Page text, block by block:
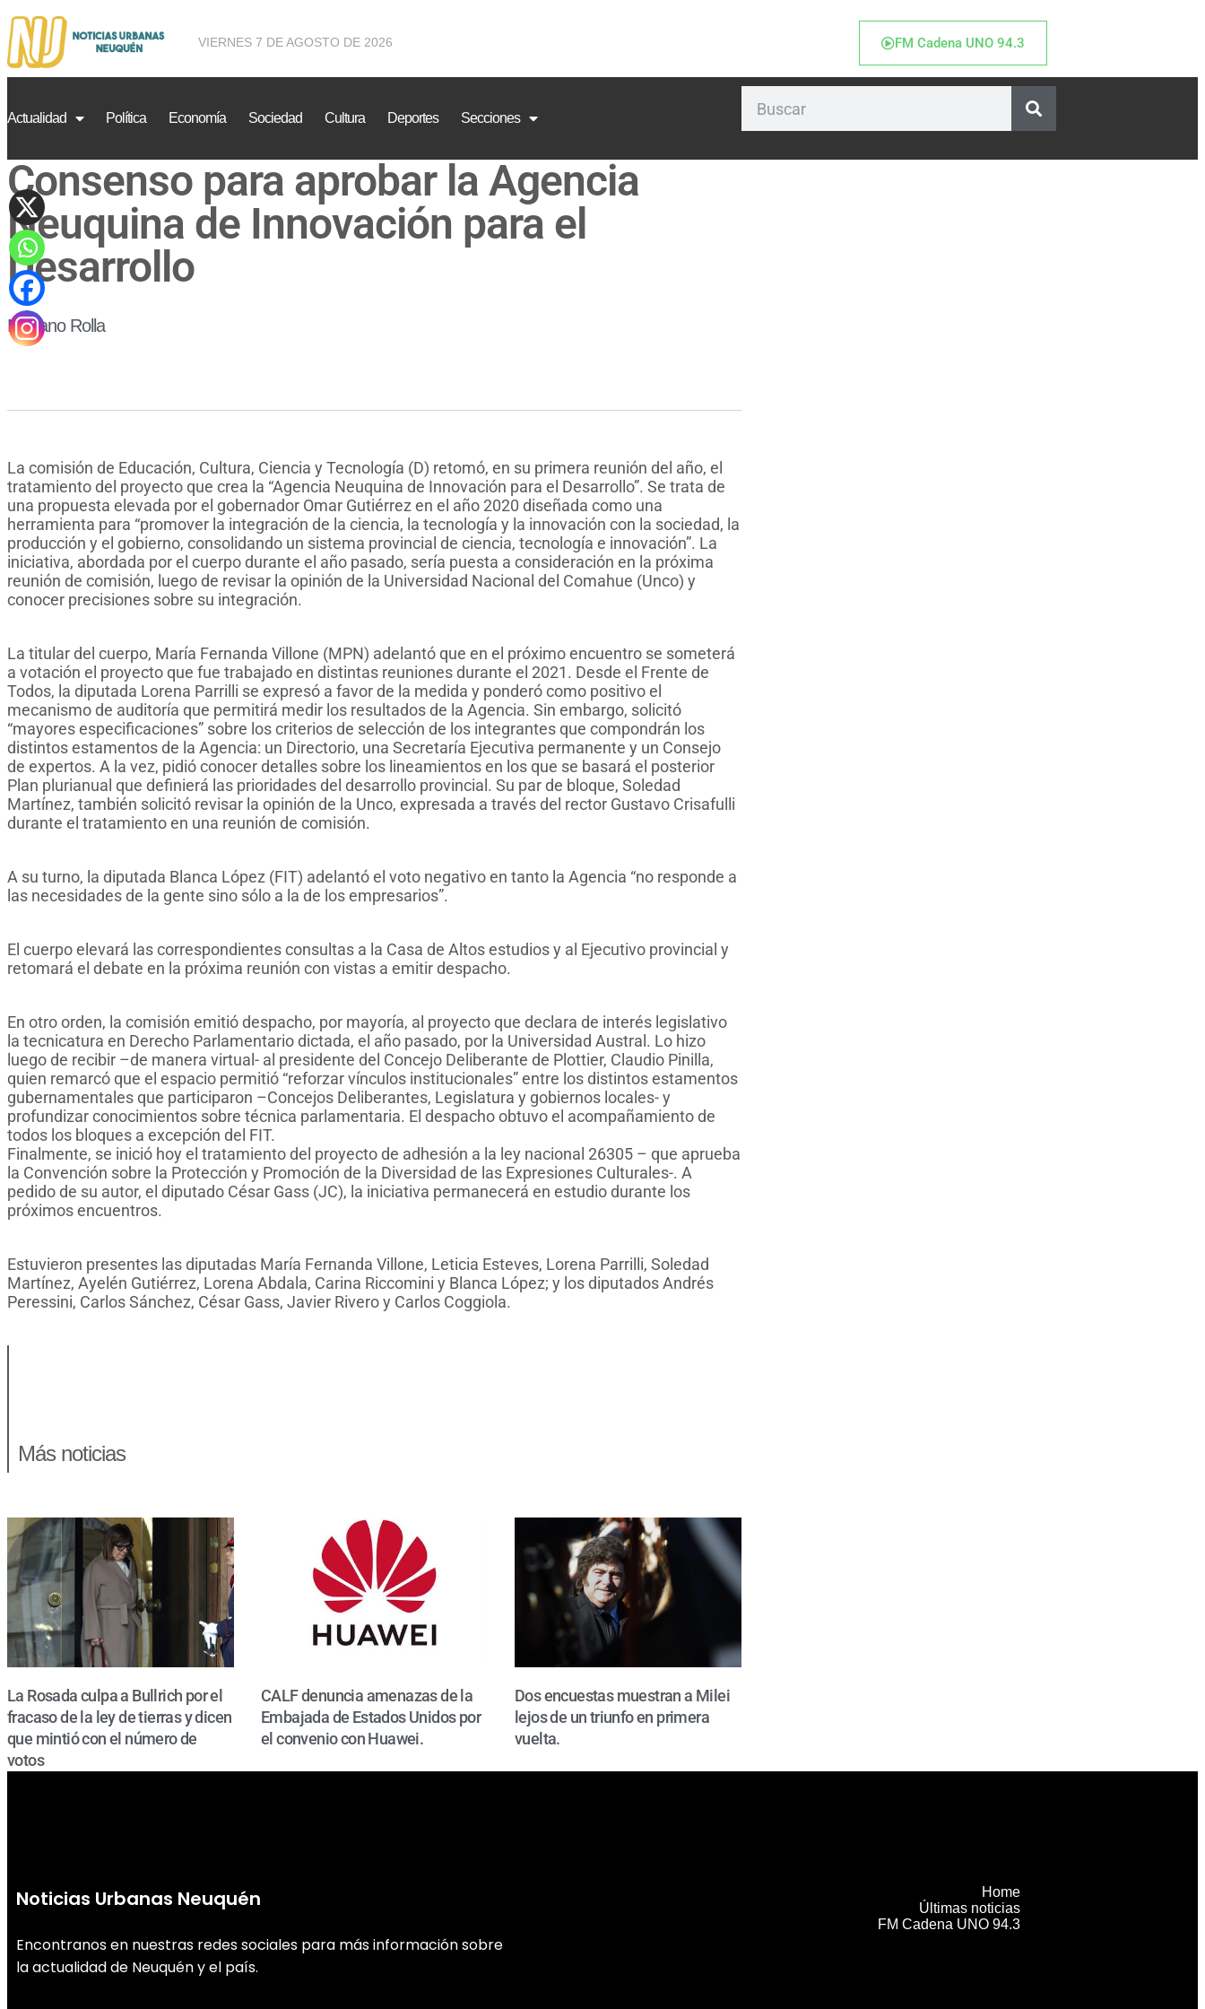
VIERNES 7 DE AGOSTO DE 2026 FM Cadena UNO 94.3
Actualidad Política Economía Sociedad Cultura Deportes Secciones
Consenso para aprobar la Agencia
Neuquina de Innovación para el
Desarrollo
Mariano Rolla
La comisión de Educación, Cultura, Ciencia y Tecnología (D) retomó, en su primera reunión del año, el
tratamiento del proyecto que crea la “Agencia Neuquina de Innovación para el Desarrollo”. Se trata de
una propuesta elevada por el gobernador Omar Gutiérrez en el año 2020 diseñada como una
herramienta para “promover la integración de la ciencia, la tecnología y la innovación con la sociedad, la
producción y el gobierno, consolidando un sistema provincial de ciencia, tecnología e innovación”. La
iniciativa, abordada por el cuerpo durante el año pasado, sería puesta a consideración en la próxima
reunión de comisión, luego de revisar la opinión de la Universidad Nacional del Comahue (Unco) y
conocer precisiones sobre su integración.
La titular del cuerpo, María Fernanda Villone (MPN) adelantó que en el próximo encuentro se someterá
a votación el proyecto que fue trabajado en distintas reuniones durante el 2021. Desde el Frente de
Todos, la diputada Lorena Parrilli se expresó a favor de la medida y ponderó como positivo el
mecanismo de auditoría que permitirá medir los resultados de la Agencia. Sin embargo, solicitó
“mayores especificaciones” sobre los criterios de selección de los integrantes que compondrán los
distintos estamentos de la Agencia: un Directorio, una Secretaría Ejecutiva permanente y un Consejo
de expertos. A la vez, pidió conocer detalles sobre los lineamientos en los que se basará el posterior
Plan plurianual que definierá las prioridades del desarrollo provincial. Su par de bloque, Soledad
Martínez, también solicitó revisar la opinión de la Unco, expresada a través del rector Gustavo Crisafulli
durante el tratamiento en una reunión de comisión.
A su turno, la diputada Blanca López (FIT) adelantó el voto negativo en tanto la Agencia “no responde a
las necesidades de la gente sino sólo a la de los empresarios”.
El cuerpo elevará las correspondientes consultas a la Casa de Altos estudios y al Ejecutivo provincial y
retomará el debate en la próxima reunión con vistas a emitir despacho.
En otro orden, la comisión emitió despacho, por mayoría, al proyecto que declara de interés legislativo
la tecnicatura en Derecho Parlamentario dictada, el año pasado, por la Universidad Austral. Lo hizo
luego de recibir –de manera virtual- al presidente del Concejo Deliberante de Plottier, Claudio Pinilla,
quien remarcó que el espacio permitió “reforzar vínculos institucionales” entre los distintos estamentos
gubernamentales que participaron –Concejos Deliberantes, Legislatura y gobiernos locales- y
profundizar conocimientos sobre técnica parlamentaria. El despacho obtuvo el acompañamiento de
todos los bloques a excepción del FIT.
Finalmente, se inició hoy el tratamiento del proyecto de adhesión a la ley nacional 26305 – que aprueba
la Convención sobre la Protección y Promoción de la Diversidad de las Expresiones Culturales-. A
pedido de su autor, el diputado César Gass (JC), la iniciativa permanecerá en estudio durante los
próximos encuentros.
Estuvieron presentes las diputadas María Fernanda Villone, Leticia Esteves, Lorena Parrilli, Soledad
Martínez, Ayelén Gutiérrez, Lorena Abdala, Carina Riccomini y Blanca López; y los diputados Andrés
Peressini, Carlos Sánchez, César Gass, Javier Rivero y Carlos Coggiola.
Más noticias
La Rosada culpa a Bullrich por el
fracaso de la ley de tierras y dicen
que mintió con el número de
votos
CALF denuncia amenazas de la
Embajada de Estados Unidos por
el convenio con Huawei.
Dos encuestas muestran a Milei
lejos de un triunfo en primera
vuelta.
Noticias Urbanas Neuquén
Encontranos en nuestras redes sociales para más información sobre
la actualidad de Neuquén y el país.
Home
Últimas noticias
FM Cadena UNO 94.3